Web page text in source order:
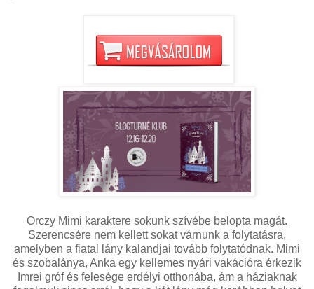
Orczy Mimi karaktere sokunk szívébe belopta magát.
Szerencsére nem kellett sokat várnunk a folytatásra,
amelyben a fiatal lány kalandjai tovább folytatódnak. Mimi
és szobalánya, Anka egy kellemes nyári vakációra érkezik
Imrei gróf és felesége erdélyi otthonába, ám a háziaknak